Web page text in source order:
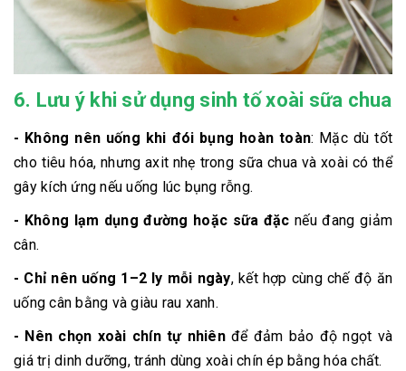
6. Lưu ý khi sử dụng sinh tố xoài sữa chua
- Không nên uống khi đói bụng hoàn toàn: Mặc dù tốt
cho tiêu hóa, nhưng axit nhẹ trong sữa chua và xoài có thể
gây kích ứng nếu uống lúc bụng rỗng.
- Không lạm dụng đường hoặc sữa đặc nếu đang giảm
cân.
- Chỉ nên uống 1–2 ly mỗi ngày, kết hợp cùng chế độ ăn
uống cân bằng và giàu rau xanh.
- Nên chọn xoài chín tự nhiênđể đảm bảo độ ngọt và
giá trị dinh dưỡng, tránh dùng xoài chín ép bằng hóa chất.